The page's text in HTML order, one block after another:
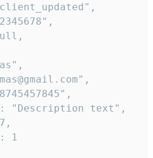
"Description text",
1